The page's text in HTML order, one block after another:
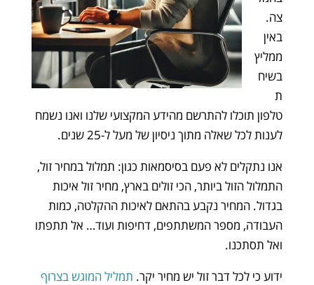
צה.
באין
ממליץ
בשיח
ת
טלפון תוכלו להתרשם מהידע המקצועי שלנו ואנו נשמח
לענות לכל שאלה מתוך ניסיון של מעל ל-25 שנים.
אנו נתקלים לא פעם בסיסמאות כגון: תמלול במחיר זול,
התמלול הזול ביותר, הכי זולים בארץ, מחיר זול איכות
בגדול. המחיר נקבע בהתאם לאיכות ההקלטה, כמות
העבודה, מספר המשתתפים, דחיפות ועוד… אל תתפתו
ואל תסתכנו.
ידוע כי לכל דבר זול יש מחיר יקר. תמליל המוגש בצרוף